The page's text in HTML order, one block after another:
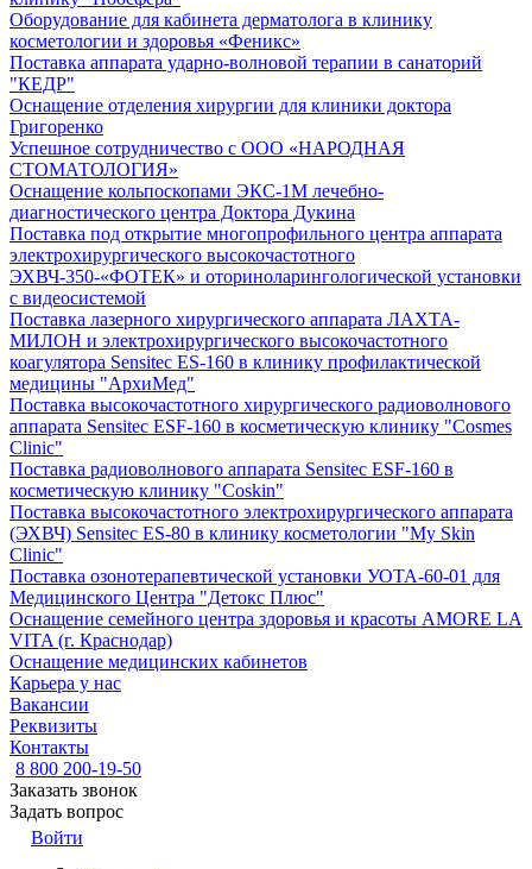
Оборудование для кабинета дерматолога в клинику
косметологии и здоровья «Феникс»
Поставка аппарата ударно-волновой терапии в санаторий
"КЕДР"
Оснащение отделения хирургии для клиники доктора
Григоренко
Успешное сотрудничество с ООО «НАРОДНАЯ
СТОМАТОЛОГИЯ»
Оснащение кольпоскопами ЭКС-1М лечебно-
диагностического центра Доктора Дукина
Поставка под открытие многопрофильного центра аппарата
электрохирургического высокочастотного
ЭХВЧ-350-«ФОТЕК» и оториноларингологической установки
с видеосистемой
Поставка лазерного хирургического аппарата ЛАХТА-
МИЛОН и электрохирургического высокочастотного
коагулятора Sensitec ES-160 в клинику профилактической
медицины "АрхиМед"
Поставка высокочастотного хирургического радиоволнового
аппарата Sensitec ESF-160 в косметическую клинику "Cosmes
Clinic"
Поставка радиоволнового аппарата Sensitec ESF-160 в
косметическую клинику "Coskin"
Поставка высокочастотного электрохирургического аппарата
(ЭХВЧ) Sensitec ES-80 в клинику косметологии "My Skin
Clinic"
Поставка озонотерапевтической установки УОТА-60-01 для
Медицинского Центра "Детокс Плюс"
Оснащение семейного центра здоровья и красоты AMORE LA
VITA (г. Краснодар)
Оснащение медицинских кабинетов
Карьера у нас
Вакансии
Реквизиты
Контакты
8 800 200-19-50
Заказать звонок
Задать вопрос
Войти